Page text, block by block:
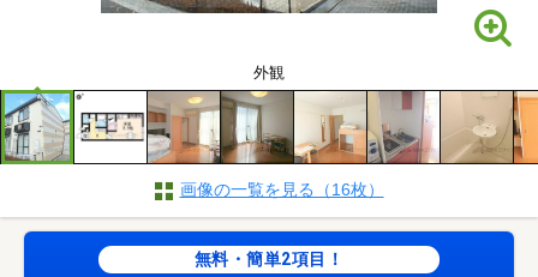
外観
画像の一覧を見る（16枚）
無料・簡単2項目！